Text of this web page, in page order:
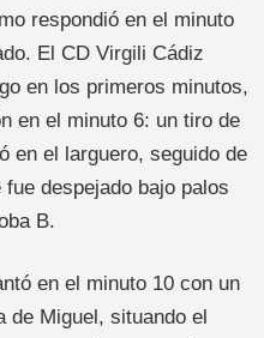
respondió en el minuto
El CD Virgili Cádiz
en los primeros minutos,
en el minuto 6: un tiro de
en el larguero, seguido de
despejado bajo palos
B.
en el minuto 10 con un
de Miguel, situando el